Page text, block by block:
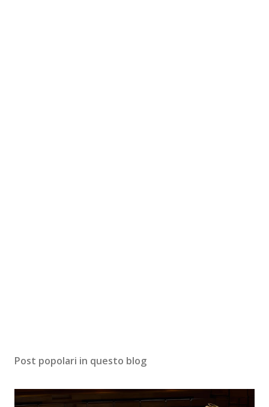
Post popolari in questo blog